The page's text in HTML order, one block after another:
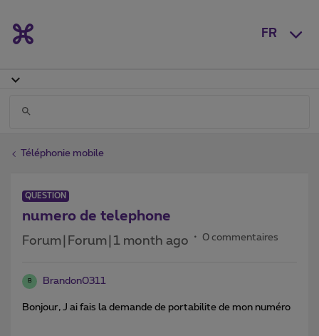
FR
Téléphonie mobile
QUESTION
numero de telephone
Forum|Forum|1 month ago 0 commentaires
B Brandon0311
Bonjour, J ai fais la demande de portabilite de mon numéro